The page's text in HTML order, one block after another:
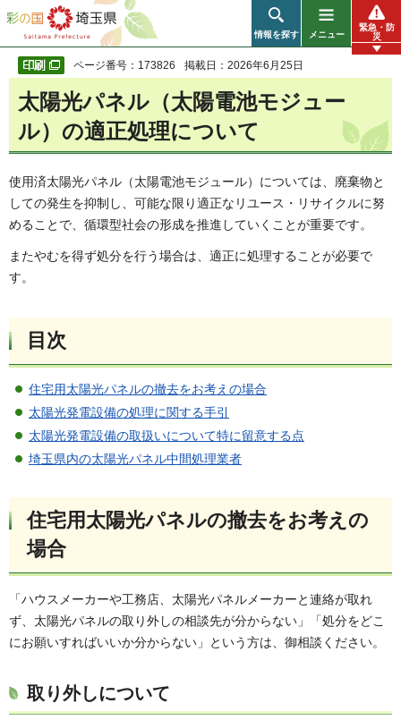
彩の国 埼玉県
情報を探す メニュー
緊急・防
災
ページ番号：173826 掲載日：2026年6月25日
太陽光パネル（太陽電池モジュー
ル）の適正処理について
使用済太陽光パネル（太陽電池モジュール）については、廃棄物と
しての発生を抑制し、可能な限り適正なリユース・リサイクルに努
めることで、循環型社会の形成を推進していくことが重要です。
またやむを得ず処分を行う場合は、適正に処理することが必要で
す。
目次
住宅用太陽光パネルの撤去をお考えの場合
太陽光発電設備の処理に関する手引
太陽光発電設備の取扱いについて特に留意する点
埼玉県内の太陽光パネル中間処理業者
住宅用太陽光パネルの撤去をお考えの
場合
「ハウスメーカーや工務店、太陽光パネルメーカーと連絡が取れ
ず、太陽光パネルの取り外しの相談先が分からない」「処分をどこ
にお願いすればいいか分からない」という方は、御相談ください。
取り外しについて